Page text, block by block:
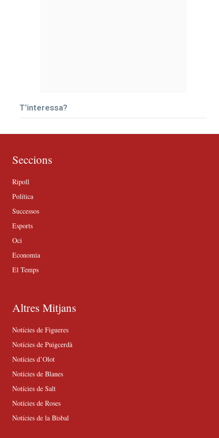
T’interessa?
Seccions
Ripoll
Política
Successos
Esports
Oci
Economia
El Temps
Altres Mitjans
Notícies de Figueres
Notícies de Puigcerdà
Notícies d’Olot
Notícies de Blanes
Notícies de Salt
Notícies de Roses
Notícies de la Bisbal